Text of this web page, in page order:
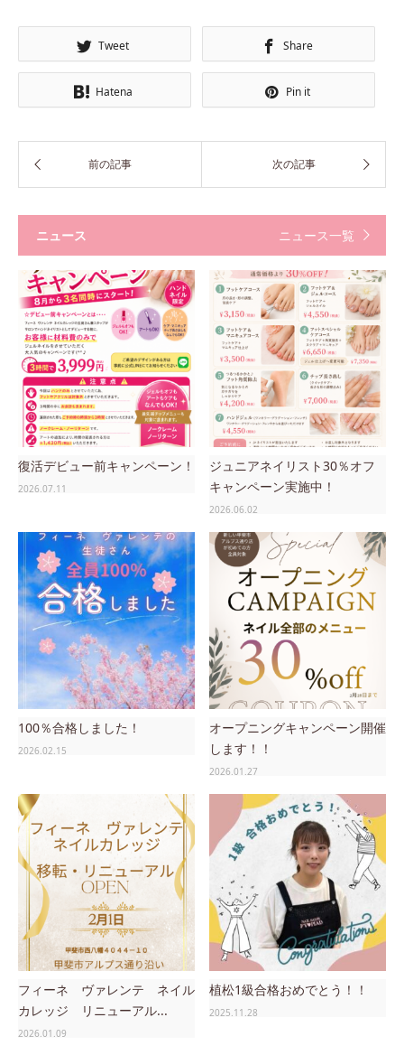
Tweet Share
Hatena Pin it
ニュース ニュース一覧
復活デビュー前キャンペーン！
2026.07.11
ジュニアネイリスト30％オフ
キャンペーン実施中！
2026.06.02
100％合格しました！
2026.02.15
オープニングキャンペーン開催
します！！
2026.01.27
フィーネ ヴァレンテ ネイル
カレッジ リニューアル...
2026.01.09
植松1級合格おめでとう！！
2025.11.28